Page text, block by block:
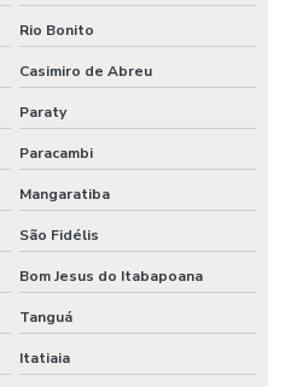
Rio Bonito
Casimiro de Abreu
Paraty
Paracambi
Mangaratiba
São Fidélis
Bom Jesus do Itabapoana
Tanguá
Itatiaia